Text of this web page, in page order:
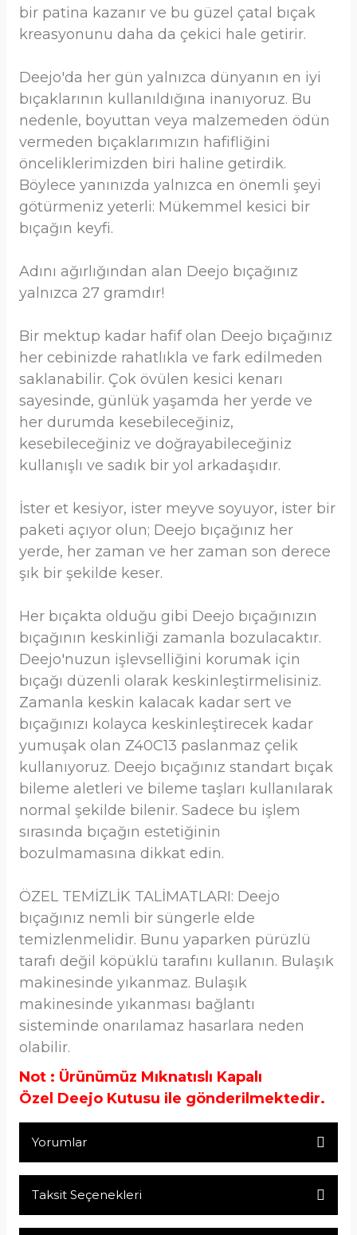
bir patina kazanır ve bu güzel çatal bıçak
kreasyonunu daha da çekici hale getirir.
Deejo'da her gün yalnızca dünyanın en iyi
bıçaklarının kullanıldığına inanıyoruz. Bu
nedenle, boyuttan veya malzemeden ödün
vermeden bıçaklarımızın hafifliğini
önceliklerimizden biri haline getirdik.
Böylece yanınızda yalnızca en önemli şeyi
götürmeniz yeterli: Mükemmel kesici bir
bıçağın keyfi.
Adını ağırlığından alan Deejo bıçağınız
yalnızca 27 gramdır!
Bir mektup kadar hafif olan Deejo bıçağınız
her cebinizde rahatlıkla ve fark edilmeden
saklanabilir. Çok övülen kesici kenarı
sayesinde, günlük yaşamda her yerde ve
her durumda kesebileceğiniz,
kesebileceğiniz ve doğrayabileceğiniz
kullanışlı ve sadık bir yol arkadaşıdır.
İster et kesiyor, ister meyve soyuyor, ister bir
paketi açıyor olun; Deejo bıçağınız her
yerde, her zaman ve her zaman son derece
şık bir şekilde keser.
Her bıçakta olduğu gibi Deejo bıçağınızın
bıçağının keskinliği zamanla bozulacaktır.
Deejo'nuzun işlevselliğini korumak için
bıçağı düzenli olarak keskinleştirmelisiniz.
Zamanla keskin kalacak kadar sert ve
bıçağınızı kolayca keskinleştirecek kadar
yumuşak olan Z40C13 paslanmaz çelik
kullanıyoruz. Deejo bıçağınız standart bıçak
bileme aletleri ve bileme taşları kullanılarak
normal şekilde bilenir. Sadece bu işlem
sırasında bıçağın estetiğinin
bozulmamasına dikkat edin.
ÖZEL TEMİZLİK TALİMATLARI: Deejo
bıçağınız nemli bir süngerle elde
temizlenmelidir. Bunu yaparken pürüzlü
tarafı değil köpüklü tarafını kullanın. Bulaşık
makinesinde yıkanmaz. Bulaşık
makinesinde yıkanması bağlantı
sisteminde onarılamaz hasarlara neden
olabilir.
Not : Ürünümüz Mıknatıslı Kapalı
Özel Deejo Kutusu ile gönderilmektedir.
Yorumlar
Taksit Seçenekleri